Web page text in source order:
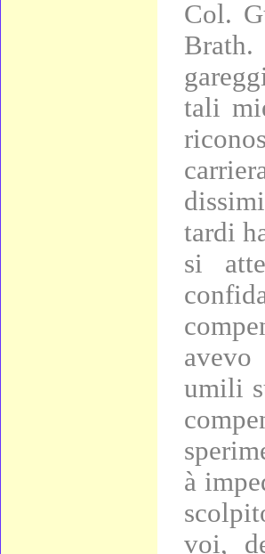
Col.
tali
tardi
si
umili
à
voi,